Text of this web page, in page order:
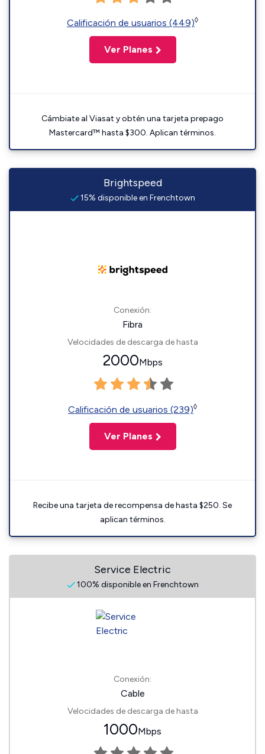
Calificación de usuarios (449)◊
Ver Planes
Cámbiate al Viasat y obtén una tarjeta prepago
Mastercard™ hasta $300. Aplican términos.
Brightspeed
15% disponible en Frenchtown
Conexión:
Fibra
Velocidades de descarga de hasta
2000Mbps
Calificación de usuarios (239)◊
Ver Planes
Recibe una tarjeta de recompensa de hasta $250. Se
aplican términos.
Service Electric
100% disponible en Frenchtown
Conexión:
Cable
Velocidades de descarga de hasta
1000Mbps